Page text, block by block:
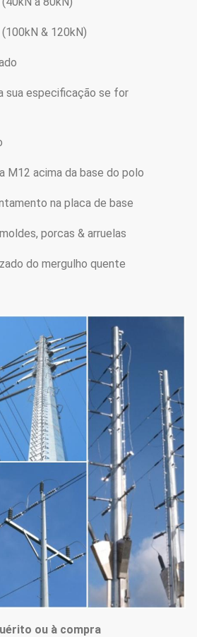
& 120kN)
sua especificação se for
M12 acima da base do polo
na placa de base
porcas & arruelas
do mergulho quente
ou à compra